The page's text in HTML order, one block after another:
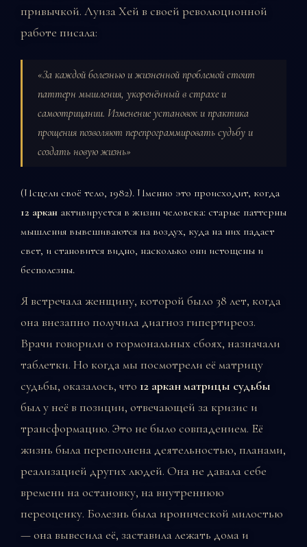
привычкой. Луиза Хей в своей революционной
работе писала:
«За каждой болезнью и жизненной проблемой стоит
паттерн мышления, укоренённый в страхе и
самоотрицании. Изменение установок и практика
прощения позволяют перепрограммировать судьбу и
создать новую жизнь»
(Исцели своё тело, 1982). Именно это происходит, когда
12 аркан активируется в жизни человека: старые паттерны
мышления вывешиваются на воздух, куда на них падает
свет, и становится видно, насколько они истощены и
бесполезны.
Я встречала женщину, которой было 38 лет, когда
она внезапно получила диагноз гипертиреоз.
Врачи говорили о гормональных сбоях, назначали
таблетки. Но когда мы посмотрели её матрицу
судьбы, оказалось, что 12 аркан матрицы судьбы
был у неё в позиции, отвечающей за кризис и
трансформацию. Это не было совпадением. Её
жизнь была переполнена деятельностью, планами,
реализацией других людей. Она не давала себе
времени на остановку, на внутреннюю
переоценку. Болезнь была иронической милостью
— она вывесила её, заставила лежать дома и